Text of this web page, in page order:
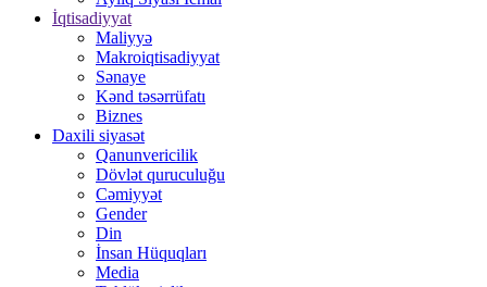
İqtisadiyyat
Maliyyə
Makroiqtisadiyyat
Sənaye
Kənd təsərrüfatı
Biznes
Daxili siyasət
Qanunvericilik
Dövlət quruculuğu
Cəmiyyət
Gender
Din
İnsan Hüquqları
Media